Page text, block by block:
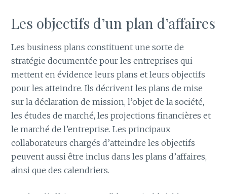
Les objectifs d’un plan d’affaires
Les business plans constituent une sorte de
stratégie documentée pour les entreprises qui
mettent en évidence leurs plans et leurs objectifs
pour les atteindre. Ils décrivent les plans de mise
sur la déclaration de mission, l’objet de la société,
les études de marché, les projections financières et
le marché de l’entreprise. Les principaux
collaborateurs chargés d’atteindre les objectifs
peuvent aussi être inclus dans les plans d’affaires,
ainsi que des calendriers.